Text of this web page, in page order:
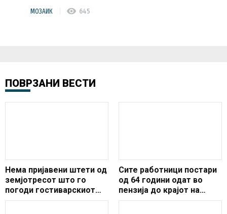
МОЗАИК visibility 645
ПОВРЗАНИ ВЕСТИ
Нема пријавени штети од
земјотресот што го
погоди гостиварскиот
регион
Сите работници постари
од 64 години одат во
пензија до крајот на
2021- исклучок ќе има